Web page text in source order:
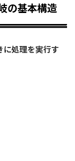
の基本構造
に処理を実行す